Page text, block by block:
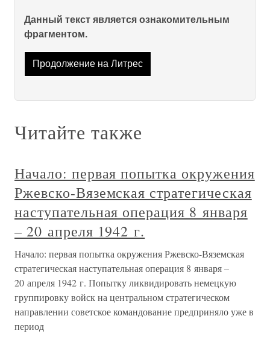
Данный текст является ознакомительным
фрагментом.
Продолжение на Литрес
Читайте также
Начало: первая попытка окружения
Ржевско-Вяземская стратегическая
наступательная операция 8 января
– 20 апреля 1942 г.
Начало: первая попытка окружения Ржевско-Вяземская
стратегическая наступательная операция 8 января –
20 апреля 1942 г. Попытку ликвидировать немецкую
группировку войск на центральном стратегическом
направлении советское командование предприняло уже в
период